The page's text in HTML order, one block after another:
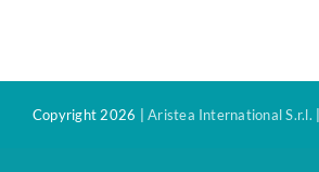
Copyright 2026 |Aristea International S.r.l.